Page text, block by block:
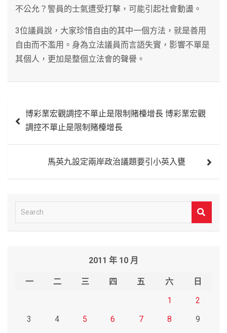
不公允？警員的士氣遭受打擊，可能引起社會動盪。
3位議員說，大家珍惜自由的其中一個方法，就是善用
自由而不濫用。身為立法議員而言語失實，影響不單是
其個人，更加是整個立法會的聲譽。
章 博彩業宏觀調控不單止是限制賭檯增長 博彩業宏觀
調控不單止是限制賭檯增長
馬英九設定兩岸政治議題要引小英入甕
e
2011 年 10 月
一 二 三 四 五 六
日
1
2
3
4 5 6 7 8
9